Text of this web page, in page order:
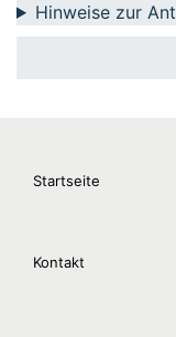
Hinweise zur
Startseite
Kontakt